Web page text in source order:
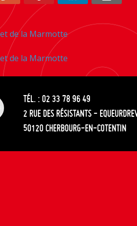
de la Marmotte
de la Marmotte
TÉL. : 02 33 78 96 49
2 RUE DES RÉSISTANTS -
50120 CHERBOURG-EN-COTENTIN